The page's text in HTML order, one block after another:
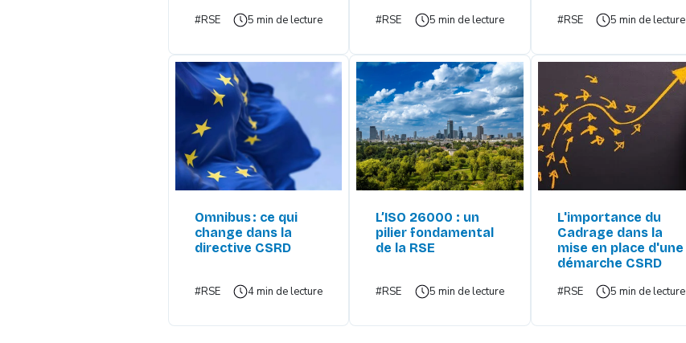
#RSE 5 min de lecture #RSE 5 min de lecture #RSE 5 min de lecture
Omnibus : ce qui
change dans la
directive CSRD
#RSE 4 min de lecture
L’ISO 26000 : un
pilier fondamental
de la RSE
#RSE 5 min de lecture
L'importance du
Cadrage dans la
mise en place d'une
démarche CSRD
#RSE 5 min de lecture